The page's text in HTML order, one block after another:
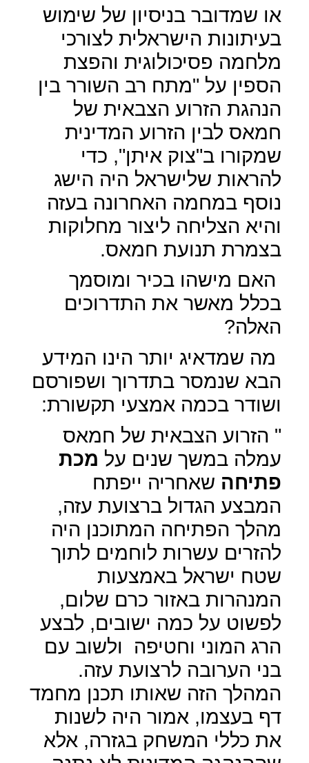
או שמדובר בניסיון של שימוש
בעיתונות הישראלית לצורכי
מלחמה פסיכולוגית והפצת
הספין על "מתח רב השורר בין
הנהגת הזרוע הצבאית של
חמאס לבין הזרוע המדינית
שמקורו ב"צוק איתן", כדי
להראות שלישראל היה הישג
נוסף במחמה האחרונה בעזה
והיא הצליחה ליצור מחלוקות
בצמרת תנועת חמאס.
האם מישהו בכיר ומוסמך
בכלל מאשר את התדרוכים
האלה?
מה שמדאיג יותר הינו המידע
הבא שנמסר בתדרוך ושפורסם
ושודר בכמה אמצעי תקשורת:
" הזרוע הצבאית של חמאס
עמלה במשך שנים על מכת
פתיחה שאחריה ייפתח
המבצע הגדול ברצועת עזה,
מהלך הפתיחה המתוכנן היה
להזרים עשרות לוחמים לתוך
שטח ישראל באמצעות
המנהרות באזור כרם שלום,
לפשוט על כמה ישובים, לבצע
הרג המוני וחטיפה
ולשוב עם
בני הערובה לרצועת עזה.
המהלך הזה שאותו תכנן מחמד
דף בעצמו, אמור היה לשנות
את כללי המשחק בגזרה, אלא